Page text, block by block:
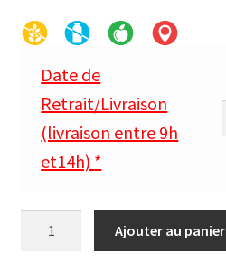
Date de
Retrait/Livraison
(livraison entre 9h
et14h) *
Ajouter au panier